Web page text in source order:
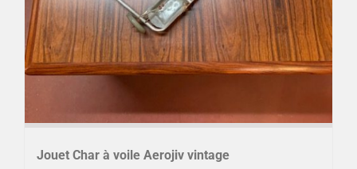
Jouet Char à voile Aerojiv vintage